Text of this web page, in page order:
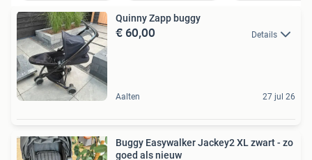
Quinny Zapp buggy
€ 60,00 Details
Aalten 27 jul 26
Buggy Easywalker Jackey2 XL zwart - zo
goed als nieuw